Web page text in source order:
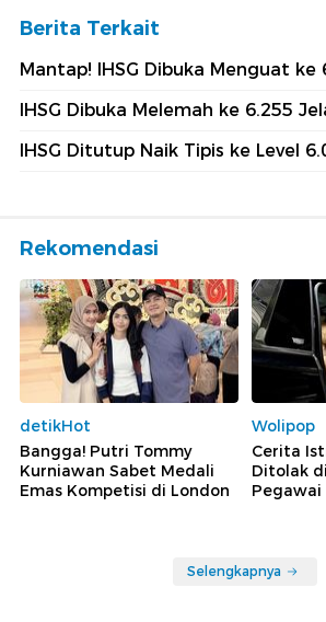
Berita Terkait
Mantap! IHSG Dibuka Menguat ke
IHSG Dibuka Melemah ke 6.255
IHSG Ditutup Naik Tipis ke Level
Rekomendasi
detikHot
Bangga! Putri Tommy
Kurniawan Sabet Medali
Emas Kompetisi di London
Wolipop
Cerita
Ditolak
Pegawai
Selengkapnya